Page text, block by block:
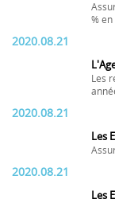
%
2020.08.21
Les
2020.08.21
Les
2020.08.21
Les